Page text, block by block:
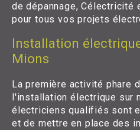
de dépannage, Célectricité
pour tous vos projets
Installation
Mions
La première activité phare
l'installation électrique sur
électriciens qualifiés sont
et de mettre en place des